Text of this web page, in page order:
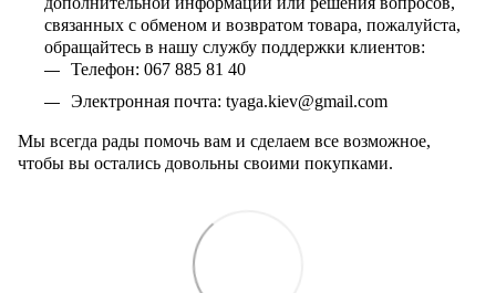
связанных с обменом и возвратом товара, пожалуйста,
обращайтесь в нашу службу поддержки клиентов:
Телефон: 067 885 81 40
Электронная почта: tyaga.kiev@gmail.com
Мы всегда рады помочь вам и сделаем все возможное,
чтобы вы остались довольны своими покупками.